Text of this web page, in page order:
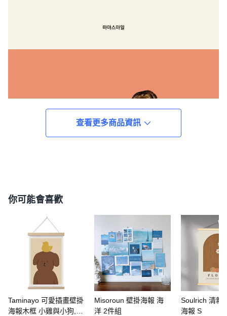
查看更多商品資訊
你可能會喜歡
Taminayo 可愛插畫壁掛
海報木框 小雞與小狗,
Misoroun 壁掛海報 海
洋 2件組
Soulrich 清新
海報 S